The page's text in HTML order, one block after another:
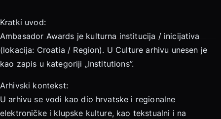
Kratki uvod:
Ambasador Awards je kulturna institucija / inicijativa
(lokacija: Croatia / Region). U Culture arhivu unesen je
kao zapis u kategoriji „Institutions”.
Arhivski kontekst:
U arhivu se vodi kao dio hrvatske i regionalne
elektroničke i klupske kulture, kao tekstualni i na